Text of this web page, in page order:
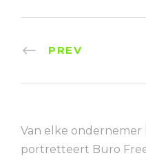
PREV
Van elke ondernemer
portretteert Buro